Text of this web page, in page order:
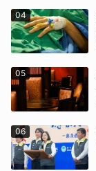
04
05
06